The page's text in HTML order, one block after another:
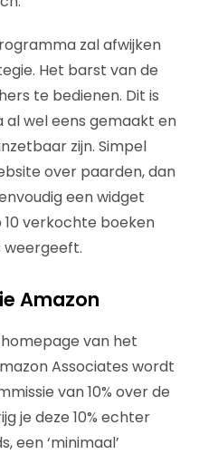
zal afwijken
Het barst van de
te bedienen. Dit is
al wel eens gemaakt en
zijn. Simpel
over paarden, dan
een widget
verkochte boeken
Amazon
van het
Associates wordt
van 10% over de
je deze 10% echter
een ‘minimaal’